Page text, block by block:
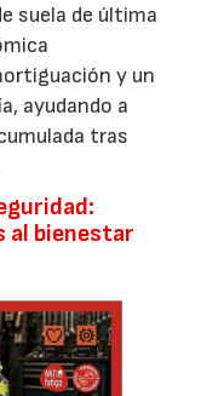
suela de última
y un
ayudando a
tras
al bienestar